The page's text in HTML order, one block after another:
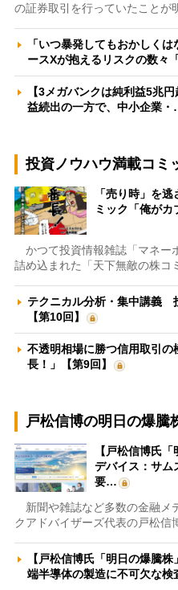
の証券取引を行っていたことが
「いつ暴発してもおかしく
ースXが抱えるリスクの数々
【3メガバンクは純利益5兆
益続出の一方で、中小企業
投資ノウハウ満載コミ
「売り時」を
ミック「俺がカ
かつて投資情報雑誌「マネー
詰め込まれた「天下無敵の株コ
テクニカル分析・集中講義
【第10回】
不透明相場に勝つ信用取引
長！」【第9回】
戸松信博の明日の爆騰
【戸松信博氏
デバイス：サム
要…
新聞や雑誌など多数の金融メ
クアドバイザーズ代表の戸松信
【戸松信博氏「明日の爆騰
端半導体の製造に不可欠な